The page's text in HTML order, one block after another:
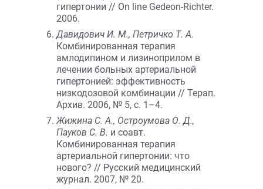
гипертонии // On line Gedeon-Richter.
2006.
Давидович И. М., Петричко Т. А.
Комбинированная терапия
амлодипином и лизиноприлом в
лечении больных артериальной
гипертонией: эффективность
низкодозовой комбинации // Терап.
Архив. 2006, № 5, с. 1–4.
Жижина С. А., Остроумова О. Д.,
Пауков С. В. и соавт.
Комбинированная терапия
артериальной гипертонии: что
нового? // Русский медицинский
журнал. 2007, № 20.